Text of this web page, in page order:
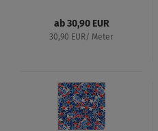
ab 30,90 EUR
30,90 EUR/ Meter